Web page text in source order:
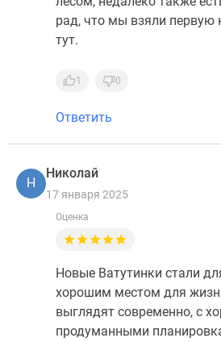
рад, что мы взяли первую
тут.
1 0
Ответить
Н
Николай
17 января 2025
Оценка
Новые Ватутинки стали
хорошим местом для
выглядят современно, с
продуманными